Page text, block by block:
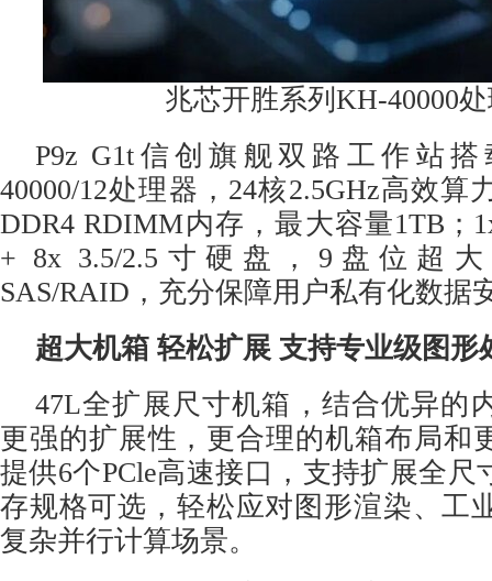
兆芯开胜系列KH-40000
P9z G1t信创旗舰双路工作站搭
40000/12处理器，24核2.5GHz高效算
DDR4 RDIMM内存，最大容量1TB；
+ 8x 3.5/2.5寸硬盘，9盘位超
SAS/RAID，充分保障用户私有化数据
超大机箱 轻松扩展 支持专业级图形
47L全扩展尺寸机箱，结合优异的
更强的扩展性，更合理的机箱布局和
提供6个PCle高速接口，支持扩展全尺
存规格可选，轻松应对图形渲染、工
复杂并行计算场景。